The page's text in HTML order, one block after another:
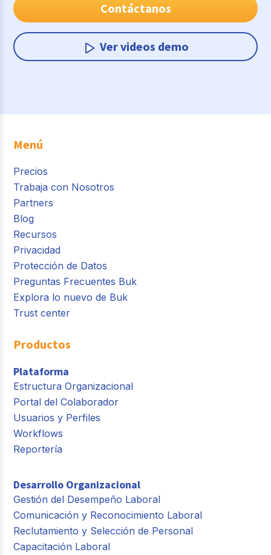
Contáctanos
Ver videos demo
Menú
Precios
Trabaja con Nosotros
Partners
Blog
Recursos
Privacidad
Protección de Datos
Preguntas Frecuentes Buk
Explora lo nuevo de Buk
Trust center
Productos
Plataforma
Estructura Organizacional
Portal del Colaborador
Usuarios y Perfiles
Workflows
Reportería
Desarrollo Organizacional
Gestión del Desempeño Laboral
Comunicación y Reconocimiento Laboral
Reclutamiento y Selección de Personal
Capacitación Laboral